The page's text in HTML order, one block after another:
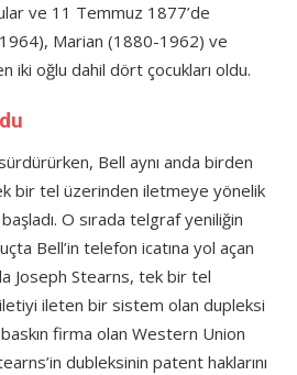
ve 11 Temmuz 1877’de
Marian (1880-1962) ve
iki oğlu dahil dört çocukları oldu.
Bell aynı anda birden
bir tel üzerinden iletmeye yönelik
O sırada telgraf yeniliğin
Bell’in telefon icatına yol açan
Joseph Stearns, tek bir tel
ileten bir sistem olan dupleksi
firma olan Western Union
dubleksinin patent haklarını